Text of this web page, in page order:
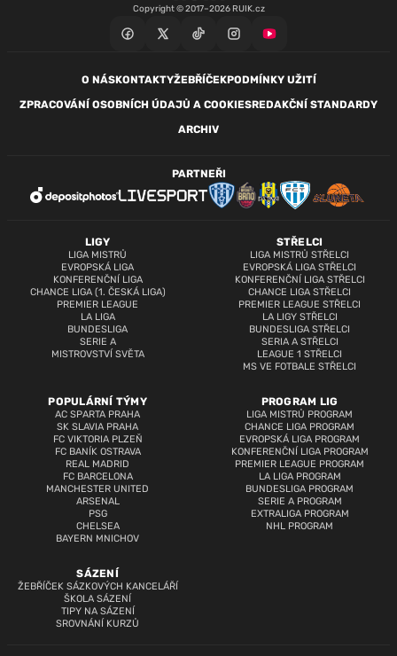
Copyright © 2017–2026 RUIK.cz
O NÁSKONTAKTYŽEBŘÍČEKPODMÍNKY UŽITÍ
ZPRACOVÁNÍ OSOBNÍCH ÚDAJŮ A COOKIESREDAKČNÍ STANDARDY
ARCHIV
LIGY
LIGA MISTRŮ
EVROPSKÁ LIGA
KONFERENČNÍ LIGA
CHANCE LIGA (1. ČESKÁ LIGA)
PREMIER LEAGUE
LA LIGA
BUNDESLIGA
SERIE A
MISTROVSTVÍ SVĚTA
STŘELCI
LIGA MISTRŮ STŘELCI
EVROPSKÁ LIGA STŘELCI
KONFERENČNÍ LIGA STŘELCI
CHANCE LIGA STŘELCI
PREMIER LEAGUE STŘELCI
LA LIGY STŘELCI
BUNDESLIGA STŘELCI
SERIA A STŘELCI
LEAGUE 1 STŘELCI
MS VE FOTBALE STŘELCI
POPULÁRNÍ TÝMY
AC SPARTA PRAHA
SK SLAVIA PRAHA
FC VIKTORIA PLZEŇ
FC BANÍK OSTRAVA
REAL MADRID
FC BARCELONA
MANCHESTER UNITED
ARSENAL
PSG
CHELSEA
BAYERN MNICHOV
PROGRAM LIG
LIGA MISTRŮ PROGRAM
CHANCE LIGA PROGRAM
EVROPSKÁ LIGA PROGRAM
KONFERENČNÍ LIGA PROGRAM
PREMIER LEAGUE PROGRAM
LA LIGA PROGRAM
BUNDESLIGA PROGRAM
SERIE A PROGRAM
EXTRALIGA PROGRAM
NHL PROGRAM
SÁZENÍ
ŽEBŘÍČEK SÁZKOVÝCH KANCELÁŘÍ
ŠKOLA SÁZENÍ
TIPY NA SÁZENÍ
SROVNÁNÍ KURZŮ
PARTNEŘI